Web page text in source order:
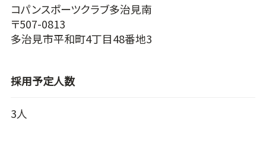
コパンスポーツクラブ多治見南
〒507-0813
多治見市平和町4丁目48番地3
採用予定人数
3人